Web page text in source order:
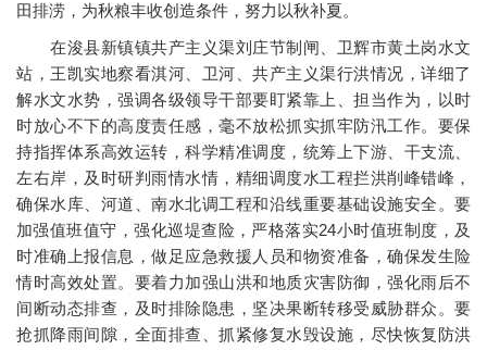
田排涝，为秋粮丰收创造条件，努力以秋补夏。
在浚县新镇镇共产主义渠刘庄节制闸、卫辉市黄土岗水文
站，王凯实地察看淇河、卫河、共产主义渠行洪情况，详细了
解水文水势，强调各级领导干部要盯紧靠上、担当作为，以时
时放心不下的高度责任感，毫不放松抓实抓牢防汛工作。要保
持指挥体系高效运转，科学精准调度，统筹上下游、干支流、
左右岸，及时研判雨情水情，精细调度水工程拦洪削峰错峰，
确保水库、河道、南水北调工程和沿线重要基础设施安全。要
加强值班值守，强化巡堤查险，严格落实24小时值班制度，及
时准确上报信息，做足应急救援人员和物资准备，确保发生险
情时高效处置。要着力加强山洪和地质灾害防御，强化雨后不
间断动态排查，及时排除隐患，坚决果断转移受威胁群众。要
抢抓降雨间隙，全面排查、抓紧修复水毁设施，尽快恢复防洪